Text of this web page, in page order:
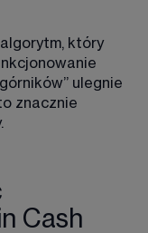
który
ulegnie
znacznie
Cash